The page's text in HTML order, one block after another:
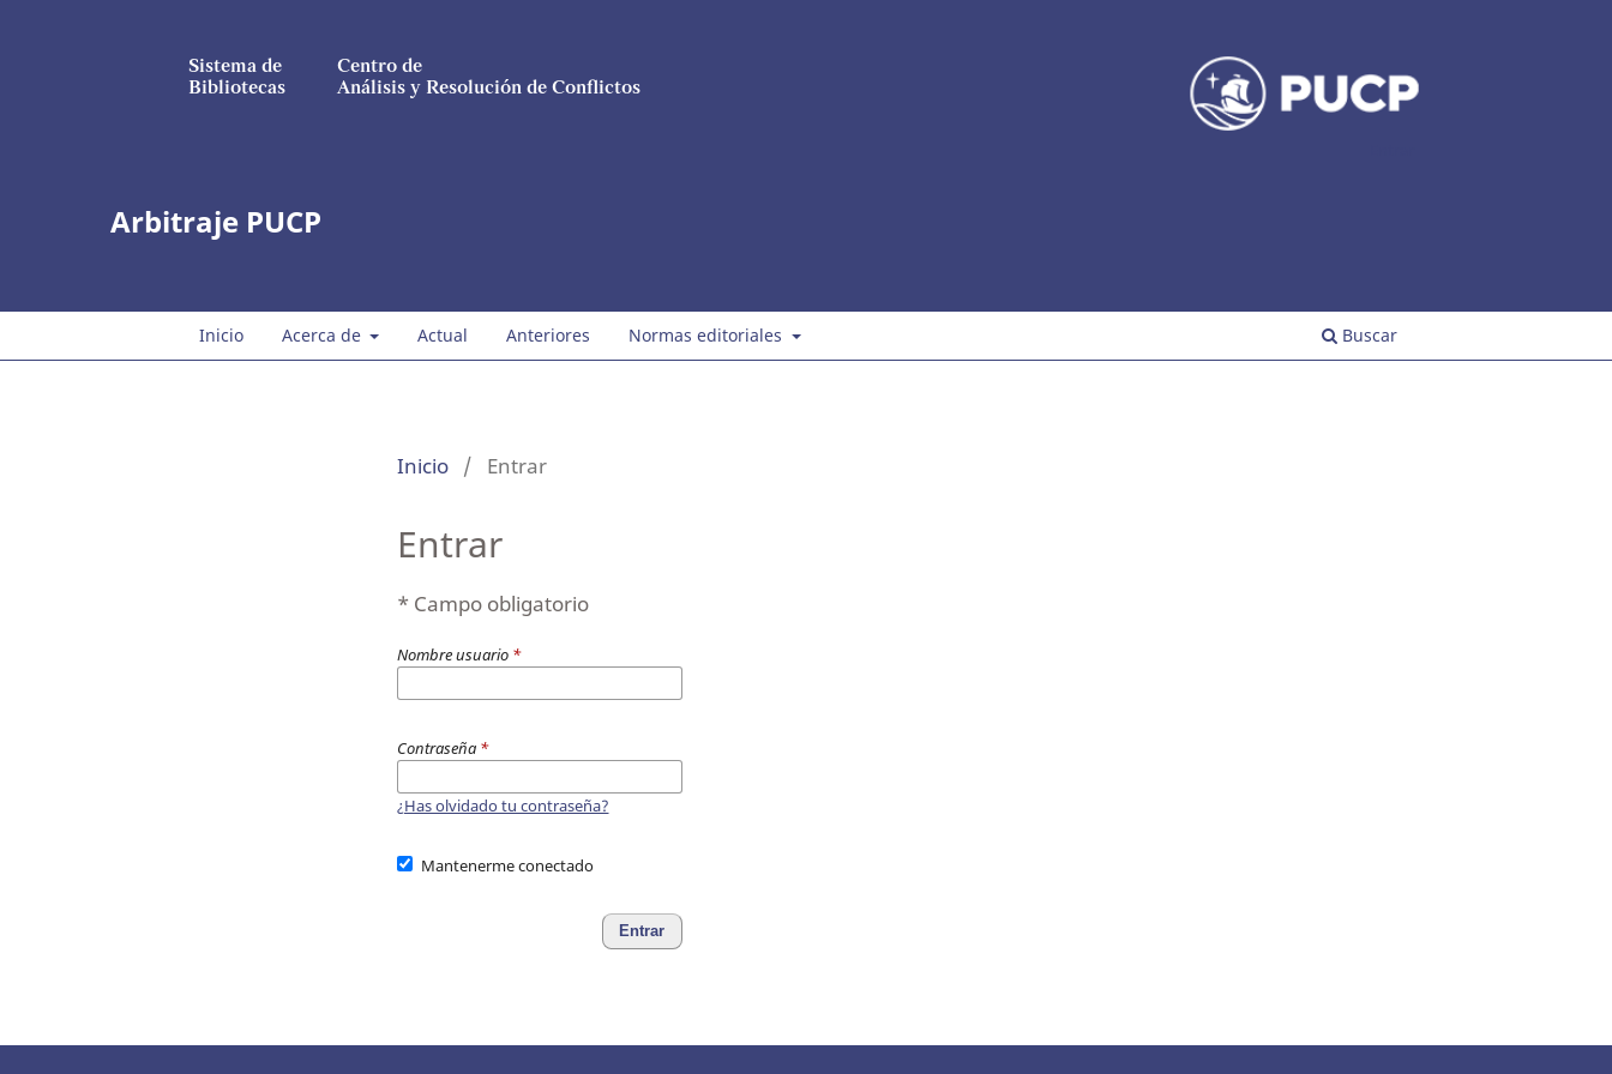
Sistema de
Bibliotecas
Centro de
Análisis y Resolución de Conflictos
Arbitraje PUCP
Inicio Acerca de Actual Anteriores Normas editoriales Buscar
Inicio / Entrar
Entrar
* Campo obligatorio
Nombre usuario *
Contraseña *
¿Has olvidado tu contraseña?
Mantenerme conectado
Entrar